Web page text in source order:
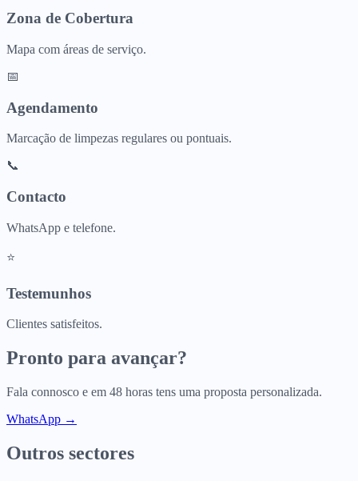
Zona de Cobertura
Mapa com áreas de serviço.
📅
Agendamento
Marcação de limpezas regulares ou pontuais.
📞
Contacto
WhatsApp e telefone.
⭐
Testemunhos
Clientes satisfeitos.
Pronto para avançar?
Fala connosco e em 48 horas tens uma proposta personalizada.
WhatsApp →
Outros sectores